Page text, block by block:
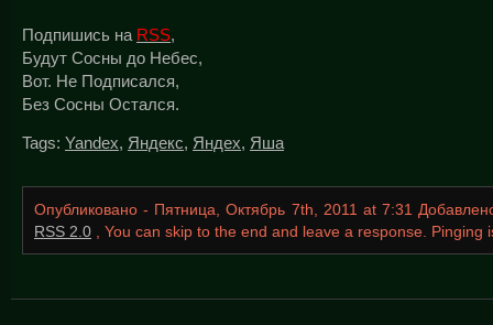
Подпишись на RSS,
Будут Сосны до Небес,
Вот. Не Подписался,
Без Сосны Остался.
Tags: Yandex, Яндекс, Яндех, Яша
Опубликовано - Пятница, Октябрь 7th, 2011 at 7:31
RSS 2.0 , You can skip to the end and leave a response. Pinging